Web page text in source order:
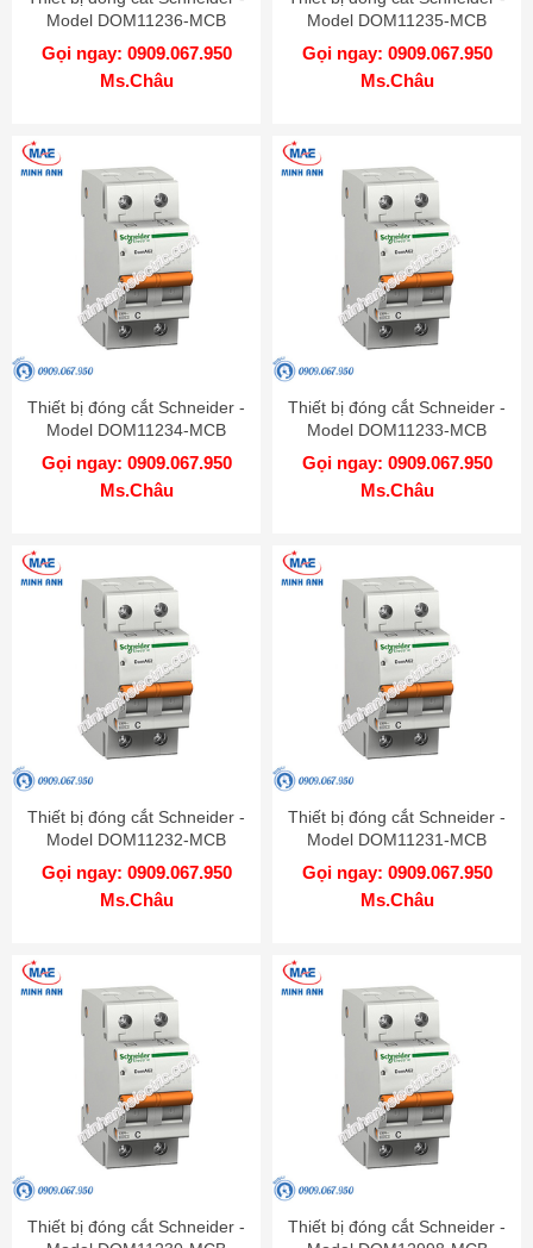
Model DOM11236-MCB
Gọi ngay: 0909.067.950
Ms.Châu
Model DOM11235-MCB
Gọi ngay: 0909.067.950
Ms.Châu
Thiết bị đóng cắt Schneider -
Model DOM11234-MCB
Gọi ngay: 0909.067.950
Ms.Châu
Thiết bị đóng cắt Schneider -
Model DOM11233-MCB
Gọi ngay: 0909.067.950
Ms.Châu
Thiết bị đóng cắt Schneider -
Model DOM11232-MCB
Gọi ngay: 0909.067.950
Ms.Châu
Thiết bị đóng cắt Schneider -
Model DOM11231-MCB
Gọi ngay: 0909.067.950
Ms.Châu
Thiết bị đóng cắt Schneider -
Thiết bị đóng cắt Schneider -